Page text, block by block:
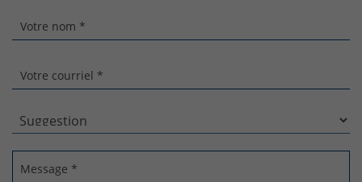
Votre nom *
Votre courriel *
Message *